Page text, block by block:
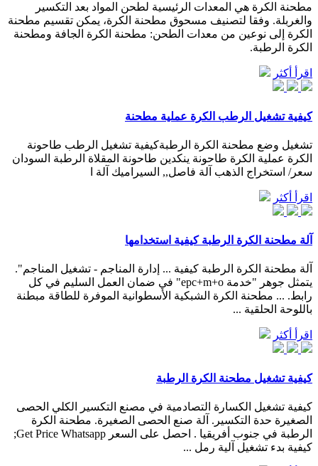
مطحنة الكرة هي المعدات الرئيسية لطحن المواد بعد التكسير
والغربلة. وفقا لتصنيف مسحوق مطحنة الكرة، يمكن تقسيم مطحنة
الكرة إلى نوعين من معدات الطحن: مطحنة الكرة الجافة ومطحنة
الكرة الرطبة.
اقرأ أكثر
كيفية تشغيل الرطب الكرة عملية مطحنة
تشغيل وضع مطحنة الكرة الرطبةكيفية تشغيل الرطب طاحونة
الكرة عملية الكرة طاحونة ينكدين طاحونة المقلاة الرطبة السودان
سعر/ استخراج الذهب آلة فاصل,, السيراميك آلة ا
اقرأ أكثر
آلة مطحنة الكرة الرطبة كيفية استخدامها
آلة مطحنة الكرة الرطبة كيفية ... إدارة المناجم - تشغيل المناجم".
يتمثل جوهر "خدمة epc+m+o" في ضمان العمل السليم في كل
رابط. ... مطحنة الكرة الشبكية الأسطوانية الموفرة للطاقة مبطنة
باللوحة الحلقية ...
اقرأ أكثر
كيفية تشغيل مطحنة الكرة الرطبة
كيفية تشغيل الكسارة التصادمية في مصنع التكسير الكلي الحصى
الصغيرة حدة التكسير. آلة صنع الحصى الصغيرة. مطحنة الكرة
الرطبة في جنوب أفريقيا . احصل على السعر Get Price Whatsapp;
كيفية بدء تشغيل آلية رمل ...